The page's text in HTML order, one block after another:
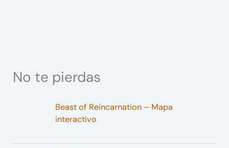
No te pierdas
Beast of Reincarnation – Mapa
interactivo